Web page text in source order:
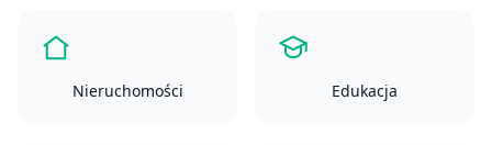
Nieruchomości Edukacja